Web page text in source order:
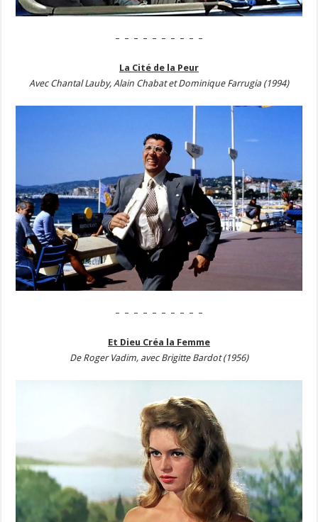
– – – – – – – – – –
La Cité de la Peur
Avec Chantal Lauby, Alain Chabat et Dominique Farrugia (1994)
– – – – – – – – – –
Et Dieu Créa la Femme
De Roger Vadim, avec Brigitte Bardot (1956)